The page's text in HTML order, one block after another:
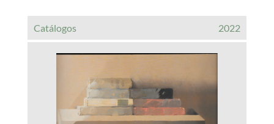
Catálogos 2022